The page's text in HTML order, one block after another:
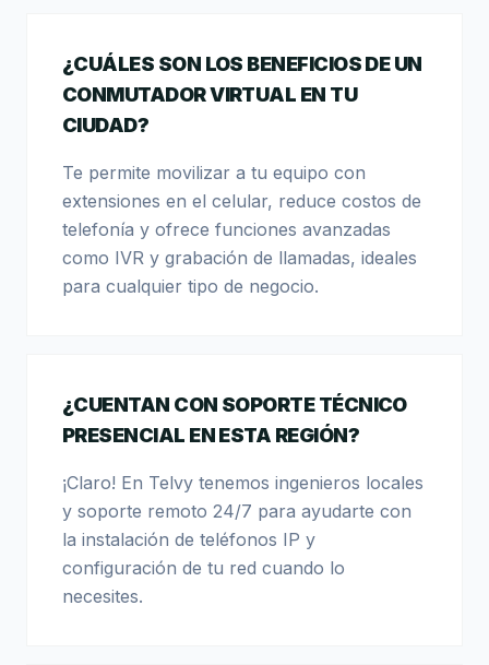
¿CUÁLES SON LOS BENEFICIOS DE UN
CONMUTADOR VIRTUAL EN TU
CIUDAD?
Te permite movilizar a tu equipo con
extensiones en el celular, reduce costos de
telefonía y ofrece funciones avanzadas
como IVR y grabación de llamadas, ideales
para cualquier tipo de negocio.
¿CUENTAN CON SOPORTE TÉCNICO
PRESENCIAL EN ESTA REGIÓN?
¡Claro! En Telvy tenemos ingenieros locales
y soporte remoto 24/7 para ayudarte con
la instalación de teléfonos IP y
configuración de tu red cuando lo
necesites.